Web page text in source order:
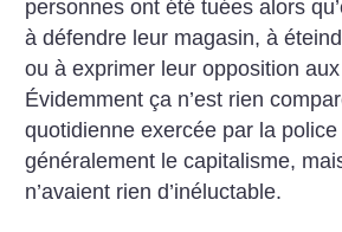
personnes ont été tuées alors
à défendre leur magasin, à
ou à exprimer leur opposition
Évidemment ça n’est rien
quotidienne exercée par la
généralement le capitalisme,
n’avaient rien d’inéluctable.